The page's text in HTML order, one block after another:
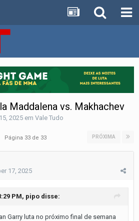
Maddalena vs. Makhachev
2025 em Vale Tudo
PRÓXIMA
Página 33 de 33
17, 2025
PM, pipo disse:
Garry luta no próximo final de semana